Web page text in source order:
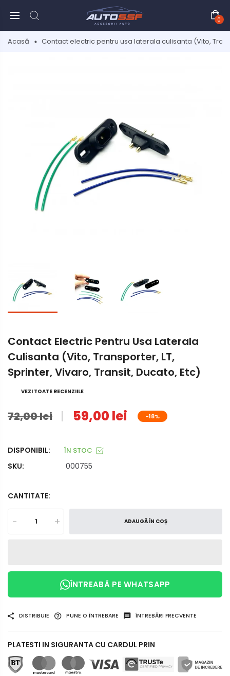
0
Acasă Contact electric pentru usa laterala culisanta (Vito,
Contact Electric Pentru Usa Laterala
Culisanta (Vito, Transporter, LT,
Sprinter, Vivaro, Transit, Ducato, Etc)
VEZI TOATE RECENZIILE
72,00 lei 59,00 lei -18%
DISPONIBIL: ÎN STOC
SKU: 000755
CANTITATE:
- + ADAUGĂ ÎN COȘ
ÎNTREABĂ PE WHATSAPP
DISTRIBUIE PUNE O ÎNTREBARE ÎNTREBĂRI FRECVENTE
PLATESTI IN SIGURANTA CU CARDUL PRIN